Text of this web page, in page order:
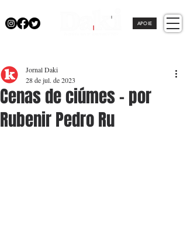
APOIE
Cenas de ciúmes - por
Rubenir Pedro Ru
Jornal Daki
28 de jul. de 2023